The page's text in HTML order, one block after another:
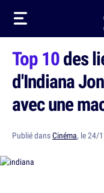
Top 10des
d'Indiana
avec une
Publié dansCinéma, le 24/